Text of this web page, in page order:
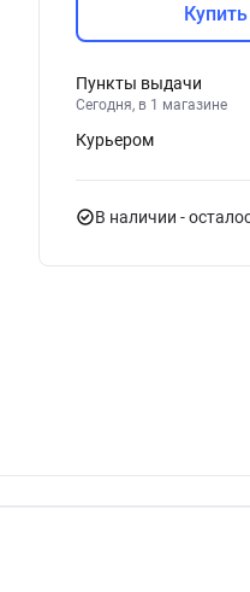
Пункты выдачи
Сегодня, в 1 магазине
Курьером
В наличии -